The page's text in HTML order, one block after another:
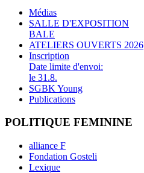
Médias
SALLE D'EXPOSITION
BALE
ATELIERS OUVERTS 2026
Inscription
Date limite d'envoi:
le 31.8.
SGBK Young
Publications
POLITIQUE FEMININE
alliance F
Fondation Gosteli
Lexique